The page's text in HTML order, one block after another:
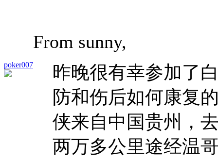
poker007
From sunny,
昨晚很有幸参加了
防和伤后如何康复
侠来自中国贵州，
两万多公里途经温